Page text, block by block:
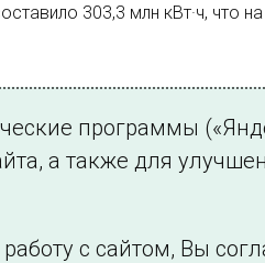
303,3 млн кВт·ч, что
2.
программы
а также для
с сайтом, Вы